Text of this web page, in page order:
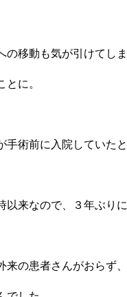
の移動も気が引けてしま
に。
手術前に入院していたと
以来なので、３年ぶりに
来の患者さんがおらず、